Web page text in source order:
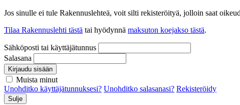
Jos sinulle ei tule Rakennuslehteä, voit silti rekisteröityä, jolloin saat
Tilaa Rakennuslehti tästä tai hyödynnä maksuton koejakso tästä.
Sähköposti tai käyttäjätunnus
Salasana
Kirjaudu sisään
Muista minut
Unohditko käyttäjätunnuksesi? Unohditko salasanasi? Rekisteröidy
Sulje